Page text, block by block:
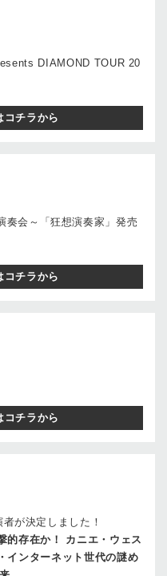
DIAMOND TOUR 20
コチラから
奏会～「狂想演奏家」発売
コチラから
コチラから
が決定しました！
的存在か！ カニエ・ウェス
インターネット世代の謎め